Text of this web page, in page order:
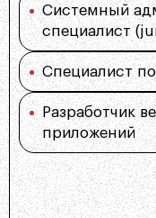
Системный
специалист
Специалист
Разработчик
приложений